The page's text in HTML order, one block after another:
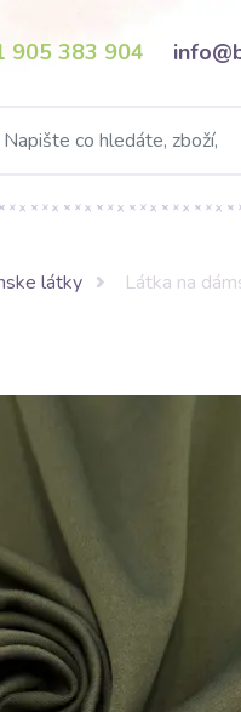
905 383 904
látky Látka na